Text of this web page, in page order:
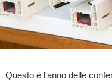
Questo è l'anno delle